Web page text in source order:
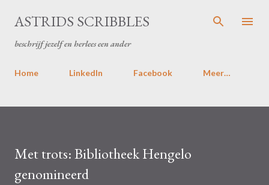
Doorgaan naar hoofdcontent
ASTRIDS SCRIBBLES
beschrijf jezelf en herlees een ander
Home LinkedIn Facebook Meer…
Met trots: Bibliotheek Hengelo
genomineerd